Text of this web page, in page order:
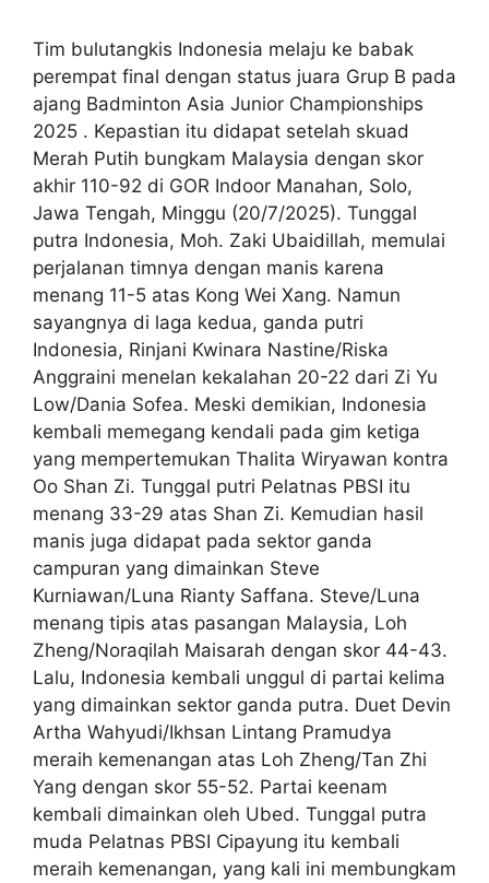
Tim bulutangkis Indonesia melaju ke babak
perempat final dengan status juara Grup B pada
ajang Badminton Asia Junior Championships
2025 . Kepastian itu didapat setelah skuad
Merah Putih bungkam Malaysia dengan skor
akhir 110-92 di GOR Indoor Manahan, Solo,
Jawa Tengah, Minggu (20/7/2025). Tunggal
putra Indonesia, Moh. Zaki Ubaidillah, memulai
perjalanan timnya dengan manis karena
menang 11-5 atas Kong Wei Xang. Namun
sayangnya di laga kedua, ganda putri
Indonesia, Rinjani Kwinara Nastine/Riska
Anggraini menelan kekalahan 20-22 dari Zi Yu
Low/Dania Sofea. Meski demikian, Indonesia
kembali memegang kendali pada gim ketiga
yang mempertemukan Thalita Wiryawan kontra
Oo Shan Zi. Tunggal putri Pelatnas PBSI itu
menang 33-29 atas Shan Zi. Kemudian hasil
manis juga didapat pada sektor ganda
campuran yang dimainkan Steve
Kurniawan/Luna Rianty Saffana. Steve/Luna
menang tipis atas pasangan Malaysia, Loh
Zheng/Noraqilah Maisarah dengan skor 44-43.
Lalu, Indonesia kembali unggul di partai kelima
yang dimainkan sektor ganda putra. Duet Devin
Artha Wahyudi/Ikhsan Lintang Pramudya
meraih kemenangan atas Loh Zheng/Tan Zhi
Yang dengan skor 55-52. Partai keenam
kembali dimainkan oleh Ubed. Tunggal putra
muda Pelatnas PBSI Cipayung itu kembali
meraih kemenangan, yang kali ini membungkam